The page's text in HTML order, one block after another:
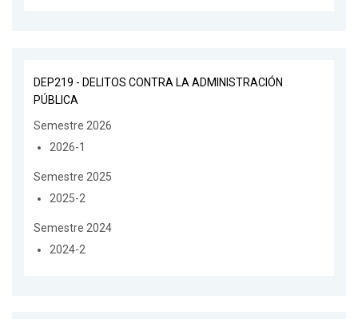
DEP219 - DELITOS CONTRA LA ADMINISTRACIÓN
PÚBLICA
Semestre 2026
2026-1
Semestre 2025
2025-2
Semestre 2024
2024-2